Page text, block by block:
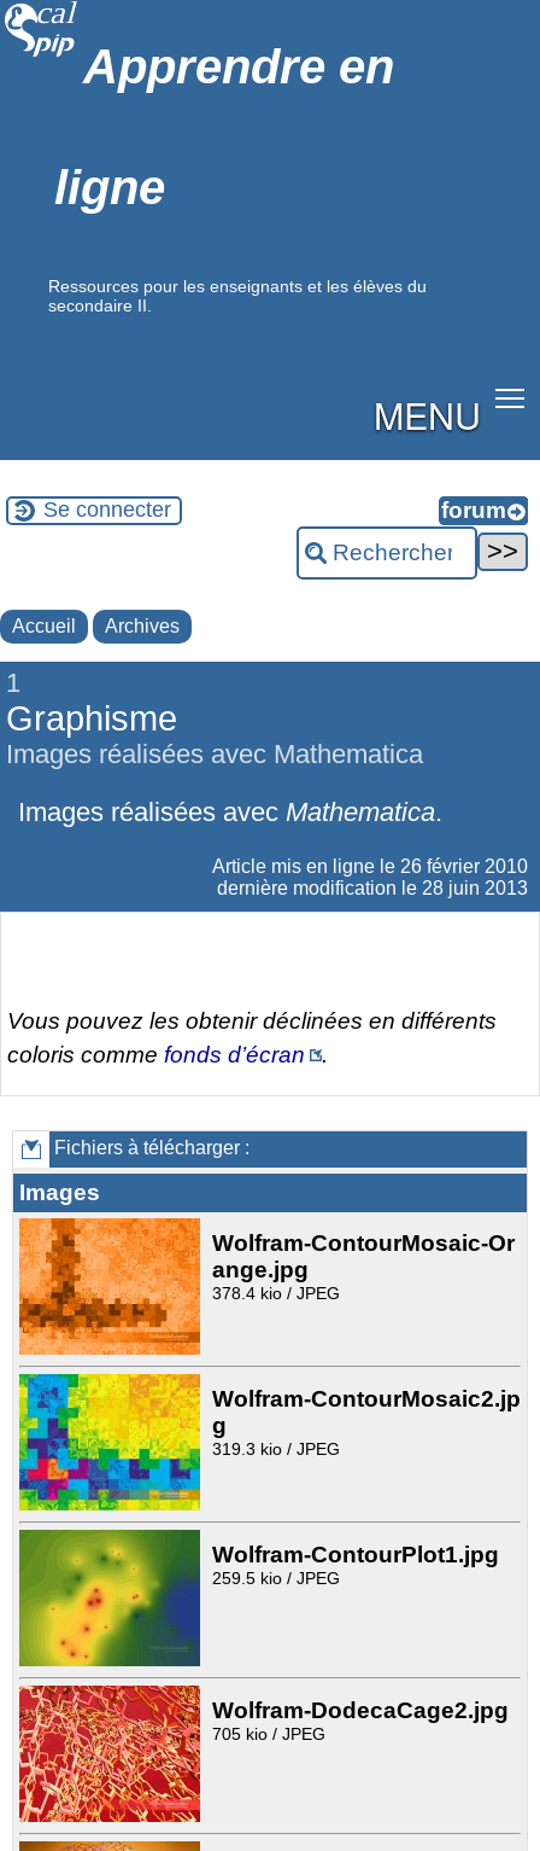
Apprendre en
ligne
Ressources pour les enseignants et les élèves du
secondaire II.
MENU
Se connecter
Accueil Archives
1
Graphisme
Images réalisées avec Mathematica
Images réalisées avec Mathematica.
Article mis en ligne le 26 février 2010
dernière modification le 28 juin 2013
Vous pouvez les obtenir déclinées en différents
coloris comme fonds d’écran .
Fichiers à télécharger :
Images
Wolfram-ContourMosaic-Or
ange.jpg
378.4 kio / JPEG
Wolfram-ContourMosaic2.jp
g
319.3 kio / JPEG
Wolfram-ContourPlot1.jpg
259.5 kio / JPEG
Wolfram-DodecaCage2.jpg
705 kio / JPEG